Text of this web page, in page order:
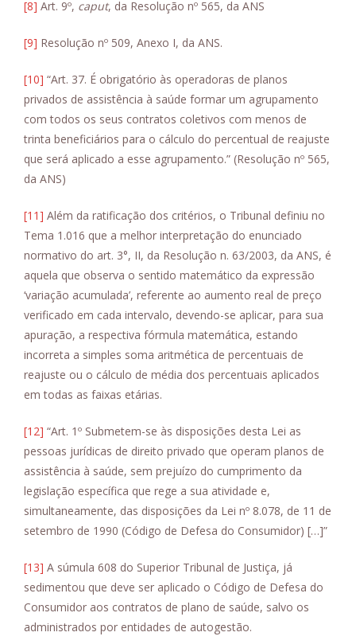
[8] Art. 9º, caput, da Resolução nº 565, da ANS
[9] Resolução nº 509, Anexo I, da ANS.
[10] “Art. 37. É obrigatório às operadoras de planos
privados de assistência à saúde formar um agrupamento
com todos os seus contratos coletivos com menos de
trinta beneficiários para o cálculo do percentual de reajuste
que será aplicado a esse agrupamento.” (Resolução nº 565,
da ANS)
[11] Além da ratificação dos critérios, o Tribunal definiu no
Tema 1.016 que a melhor interpretação do enunciado
normativo do art. 3°, II, da Resolução n. 63/2003, da ANS, é
aquela que observa o sentido matemático da expressão
‘variação acumulada’, referente ao aumento real de preço
verificado em cada intervalo, devendo-se aplicar, para sua
apuração, a respectiva fórmula matemática, estando
incorreta a simples soma aritmética de percentuais de
reajuste ou o cálculo de média dos percentuais aplicados
em todas as faixas etárias.
[12] “Art. 1º Submetem-se às disposições desta Lei as
pessoas jurídicas de direito privado que operam planos de
assistência à saúde, sem prejuízo do cumprimento da
legislação específica que rege a sua atividade e,
simultaneamente, das disposições da Lei nº 8.078, de 11 de
setembro de 1990 (Código de Defesa do Consumidor) […]”
[13] A súmula 608 do Superior Tribunal de Justiça, já
sedimentou que deve ser aplicado o Código de Defesa do
Consumidor aos contratos de plano de saúde, salvo os
administrados por entidades de autogestão.